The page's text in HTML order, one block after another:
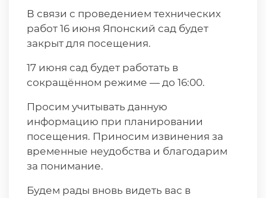
В связи с проведением технических
работ 16 июня Японский сад будет
закрыт для посещения.
17 июня сад будет работать в
сокращённом режиме — до 16:00.
Просим учитывать данную
информацию при планировании
посещения. Приносим извинения за
временные неудобства и благодарим
за понимание.
Будем рады вновь видеть вас в